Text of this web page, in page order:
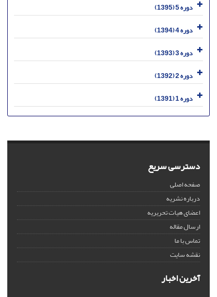
دوره 5 (1395)
دوره 4 (1394)
دوره 3 (1393)
دوره 2 (1392)
دوره 1 (1391)
دسترسی سریع
صفحه اصلی
درباره نشریه
اعضای هیات تحریریه
ارسال مقاله
تماس با ما
نقشه سایت
آخرین اخبار